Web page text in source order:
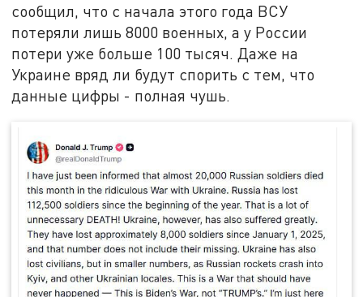
сообщил, что с начала этого года ВСУ
потеряли лишь 8000 военных, а у России
потери уже больше 100 тысяч. Даже на
Украине вряд ли будут спорить с тем, что
данные цифры - полная чушь.